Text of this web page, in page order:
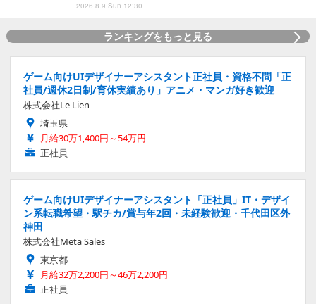
2026.8.9 Sun 12:30
ランキングをもっと見る
ゲーム向けUIデザイナーアシスタント正社員・資格不問「正
社員/週休2日制/育休実績あり」アニメ・マンガ好き歓迎
株式会社Le Lien
埼玉県
月給30万1,400円～54万円
正社員
ゲーム向けUIデザイナーアシスタント「正社員」IT・デザイ
ン系転職希望・駅チカ/賞与年2回・未経験歓迎・千代田区外
神田
株式会社Meta Sales
東京都
月給32万2,200円～46万2,200円
正社員